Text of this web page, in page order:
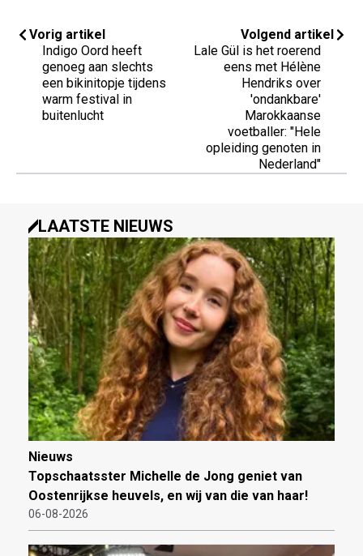
Vorig artikel
Indigo Oord heeft
genoeg aan slechts
een bikinitopje tijdens
warm festival in
buitenlucht
Volgend artikel
Lale Gül is het roerend
eens met Hélène
Hendriks over
'ondankbare'
Marokkaanse
voetballer: "Hele
opleiding genoten in
Nederland"
LAATSTE NIEUWS
Nieuws
Topschaatsster Michelle de Jong geniet van
Oostenrijkse heuvels, en wij van die van haar!
06-08-2026